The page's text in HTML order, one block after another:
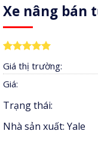
Xe nâng bán
dựa trên
đánh giá
Giá thị trường:
Giá:
Trạng thái:
Nhà sản xuất: Yale